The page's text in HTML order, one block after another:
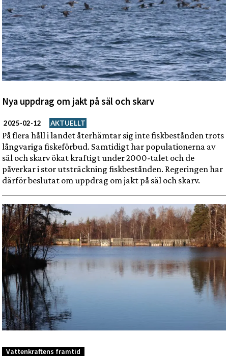
Nya uppdrag om jakt på säl och skarv
2025-02-12 AKTUELLT
På flera håll i landet återhämtar sig inte fiskbestånden trots
långvariga fiskeförbud. Samtidigt har populationerna av
säl och skarv ökat kraftigt under 2000-talet och de
påverkar i stor utsträckning fiskbestånden. Regeringen har
därför beslutat om uppdrag om jakt på säl och skarv.
Vattenkraftens framtid